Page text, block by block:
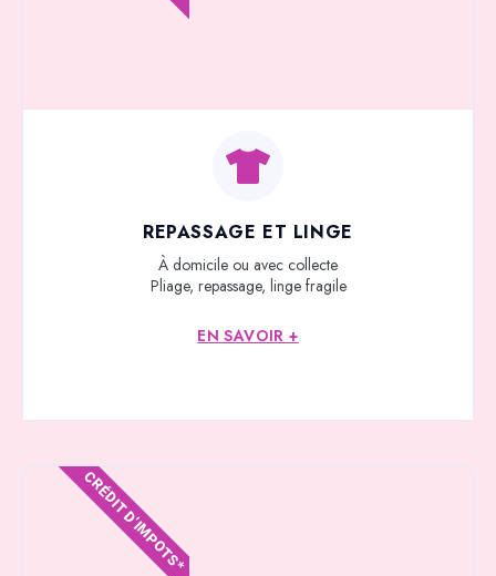
REPASSAGE ET LINGE
À domicile ou avec collecte
Pliage, repassage, linge fragile
EN SAVOIR +
CRÉDIT D'IMPOTS*